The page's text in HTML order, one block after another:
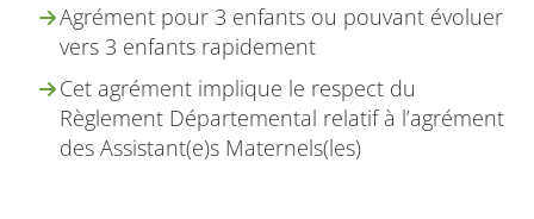
Agrément pour 3 enfants ou pouvant évoluer
vers 3 enfants rapidement
Cet agrément implique le respect du
Règlement Départemental relatif à l’agrément
des Assistant(e)s Maternels(les)